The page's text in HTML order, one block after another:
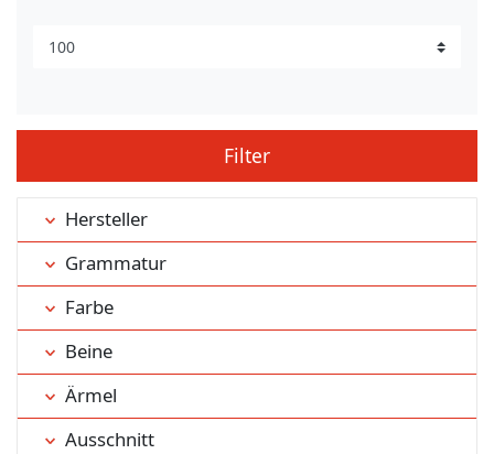
Filter
Hersteller
Grammatur
Farbe
Beine
Ärmel
Ausschnitt